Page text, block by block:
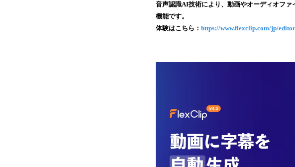
音声認識AI技術により、動画やオーディオフ
機能です。
体験はこちら： https://www.flexclip.com/jp/